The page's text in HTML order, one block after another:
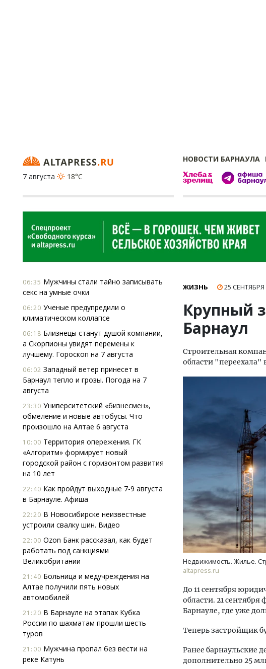
НОВОСТИ БАРНАУЛА
7 августа
18°C
06:35 Мужчины стали тайно записывать
секс на умные очки
06:20 Ученые предупредили о
климатическом коллапсе
06:18 Близнецы станут душой компании,
а Скорпионы увидят перемены к
лучшему. Гороскоп на 7 августа
06:02 Западный ветер принесет в
Барнаул тепло и грозы. Погода на 7
августа
23:30 Университетский «бизнесмен»,
обмеление и новые автобусы. Что
произошло на Алтае 6 августа
10:00 Территория опережения. ГК
«Алгоритм» формирует новый
городской район с горизонтом развития
на 10 лет
22:40 Как пройдут выходные 7-9 августа
в Барнауле. Афиша
22:20 В Новосибирске неизвестные
устроили свалку шин. Видео
22:00 Ozon Банк рассказал, как будет
работать под санкциями
Великобритании
21:40 Больница и медучреждения на
Алтае получили пять новых
автомобилей
21:20 В Барнауле на этапах Кубка
России по шахматам прошли шесть
туров
21:00 Мужчина пропал без вести на
реке Катунь
ЖИЗНЬ 25 СЕНТЯБРЯ
Крупный
Барнаул
Строительная
области "переехала"
Недвижимость. Жилье.
altapress.ru
До 11 сентября
области. 21 сентября
Барнауле, где уже
Теперь застройщик
Ранее барнаульские
дополнительно 25
Архитектурный
земли.
стандартом